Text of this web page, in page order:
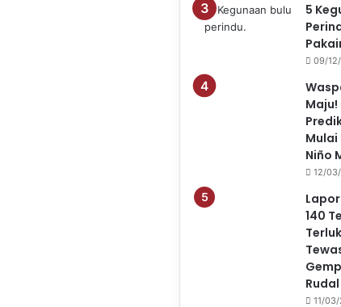
5
09/
Maju!
Mulai
Niño
12/
140
11/